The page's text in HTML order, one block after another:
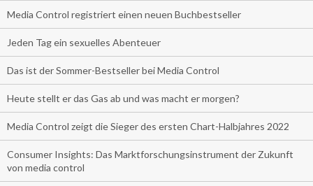
Media Control registriert einen neuen Buchbestseller
Jeden Tag ein sexuelles Abenteuer
Das ist der Sommer-Bestseller bei Media Control
Heute stellt er das Gas ab und was macht er morgen?
Media Control zeigt die Sieger des ersten Chart-Halbjahres 2022
Consumer Insights: Das Marktforschungsinstrument der Zukunft
von media control